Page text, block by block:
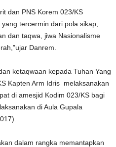
dan PNS Korem 023/KS
tercermin dari pola sikap,
dan taqwa, jiwa Nasionalisme
Danrem.
ketaqwaan kepada Tuhan Yang
Kapten Arm Idris melaksanakan
di amesjid Kodim 023/KS bagi
di Aula Gupala
dalam rangka memantapkan